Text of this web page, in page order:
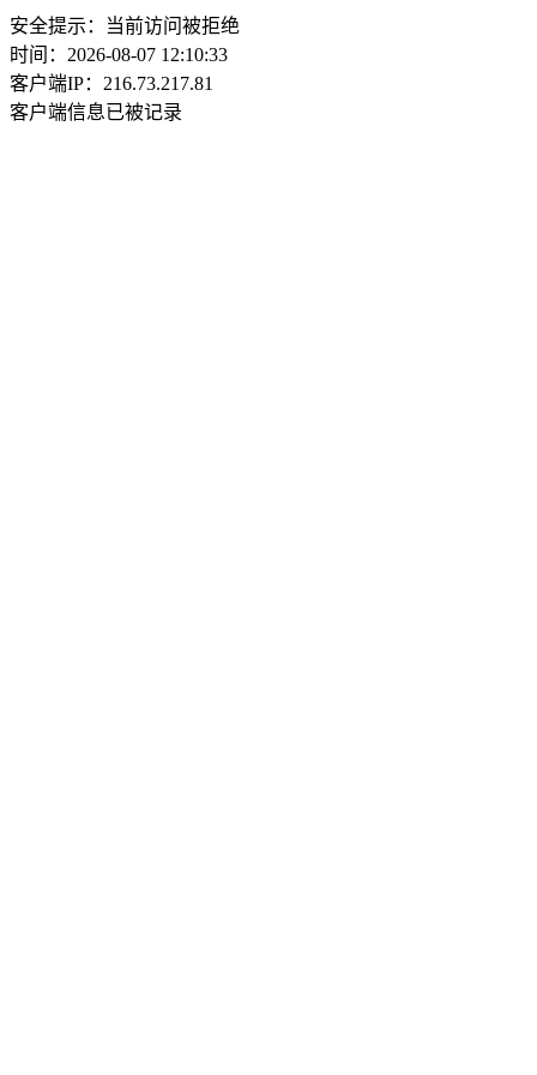
安全提示：当前访问被拒绝
时间：2026-08-07 12:10:33
客户端IP：216.73.217.81
客户端信息已被记录